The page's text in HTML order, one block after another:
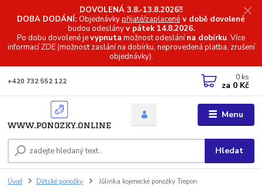
DOVOLENÁ 3.8.-13.8.2026!!
DOBA DODÁNÍ: Objednávkypřijaté/zaplacené v době dovolené
budou odeslányv pátek 14.8.2026.
Po dobu dovolené jevypnuta možnost odeslánína dobírku. Více
informacíZDE (možnost zaslání na dobírku, neprovedená platba, zrušení
objednávky).
Menu
Hledat
+420 732 552 122 0 ks
za 0 Kč
Úvod Dětské ponožky Jůlinka kojenecké ponožky Trepon